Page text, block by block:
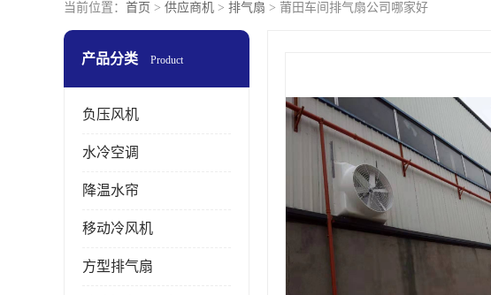
当前位置： 首页 > 供应商机 > 排气扇 > 莆田车间排气扇公司哪家好
产品分类 Product
负压风机
水冷空调
降温水帘
移动冷风机
方型排气扇